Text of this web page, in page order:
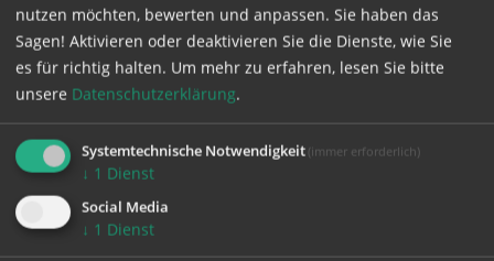
GESCHÜTZTER BEREICH
Bitte melden Sie sich mit Ihrem Benutzernamen
und Passwort an.
Benutzername
nutzen möchten, bewerten und anpassen. Sie haben das
Sagen! Aktivieren oder deaktivieren Sie die Dienste, wie Sie
es für richtig halten. Um mehr zu erfahren, lesen Sie bitte
unsere Datenschutzerklärung.
Systemtechnische Notwendigkeit (immer erforderlich)
↓ 1 Dienst
Social Media
↓ 1 Dienst